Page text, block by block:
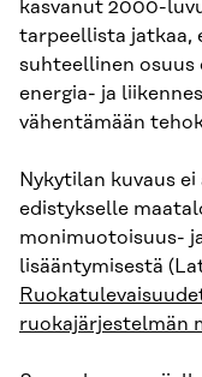
kasvanut 2000-
tarpeellista jatkaa,
suhteellinen osuus
energia- ja
vähentämään
Nykytilan kuvaus
edistykselle
monimuotoisuus-
lisääntymisestä
ruokajärjestelmän